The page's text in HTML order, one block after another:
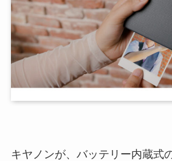
キヤノンが、バッテリー内蔵式